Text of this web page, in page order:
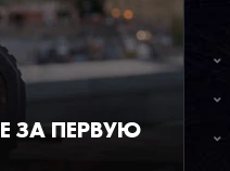
ЗА ПЕРВУЮ